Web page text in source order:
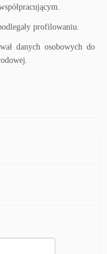
profilowaniu.
danych osobowych do